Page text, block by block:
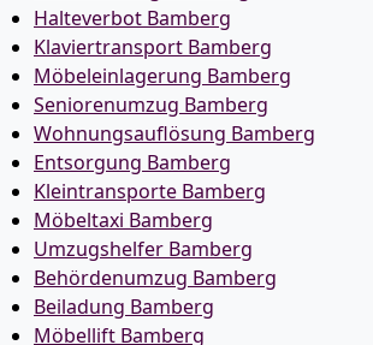
Halteverbot Bamberg
Klaviertransport Bamberg
Möbeleinlagerung Bamberg
Seniorenumzug Bamberg
Wohnungsauflösung Bamberg
Entsorgung Bamberg
Kleintransporte Bamberg
Möbeltaxi Bamberg
Umzugshelfer Bamberg
Behördenumzug Bamberg
Beiladung Bamberg
Möbellift Bamberg